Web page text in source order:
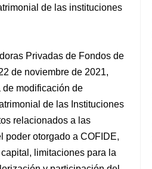
de las instituciones
Privadas de Fondos de
de noviembre de 2021,
de modificación de
de las Instituciones
relacionados a las
poder otorgado a COFIDE,
limitaciones para la